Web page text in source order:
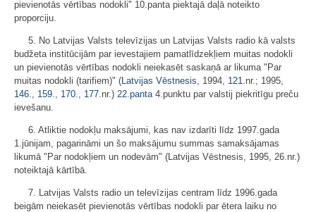
pievienotās vērtības nodokli" 10.panta piektajā daļā noteikto
proporciju.
5. No Latvijas Valsts televīzijas un Latvijas Valsts radio kā valsts
budžeta institūcijām par ievestajiem pamatlīdzekļiem muitas nodokli
un pievienotās vērtības nodokli neiekasēt saskaņā ar likuma "Par
muitas nodokli (tarifiem)" (Latvijas Vēstnesis, 1994, 121.nr.; 1995,
146., 159., 170., 177.nr.) 22.panta4.punktu par valstij piekritīgu preču
ievešanu.
6. Atliktie nodokļu maksājumi, kas nav izdarīti līdz 1997.gada
1.jūnijam, pagarināmi un šo maksājumu summas samaksājamas
likumā "Par nodokļiem un nodevām" (Latvijas Vēstnesis, 1995, 26.nr.)
noteiktajā kārtībā.
7. Latvijas Valsts radio un televīzijas centram līdz 1996.gada
beigām neiekasēt pievienotās vērtības nodokli par ētera laiku no